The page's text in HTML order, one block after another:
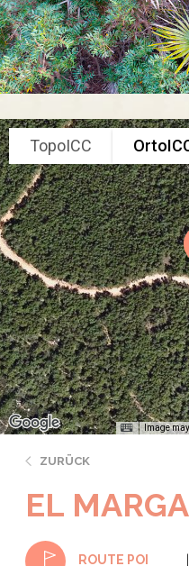
TopoICC
Image
ZURÜCK
EL
ROUTE POI